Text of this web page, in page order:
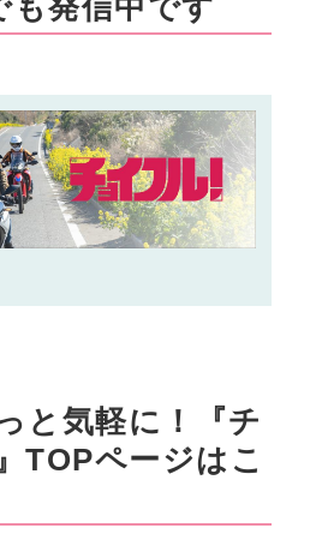
と気軽に！『チ
TOPページはこ